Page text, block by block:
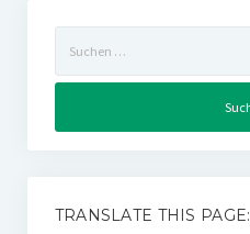
nach:
TRANSLATE THIS PAGE: